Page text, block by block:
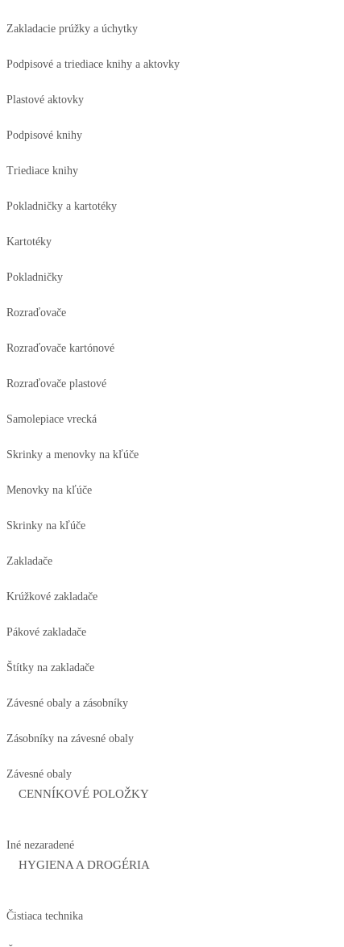
Zakladacie prúžky a úchytky
Podpisové a triediace knihy a aktovky
Plastové aktovky
Podpisové knihy
Triediace knihy
Pokladničky a kartotéky
Kartotéky
Pokladničky
Rozraďovače
Rozraďovače kartónové
Rozraďovače plastové
Samolepiace vrecká
Skrinky a menovky na kľúče
Menovky na kľúče
Skrinky na kľúče
Zakladače
Krúžkové zakladače
Pákové zakladače
Štítky na zakladače
Závesné obaly a zásobníky
Zásobníky na závesné obaly
Závesné obaly
CENNÍKOVÉ POLOŽKY
Iné nezaradené
HYGIENA A DROGÉRIA
Čistiaca technika